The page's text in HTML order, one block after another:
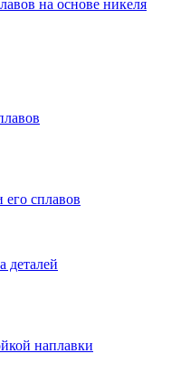
на основе никеля
сплавов
деталей
наплавки